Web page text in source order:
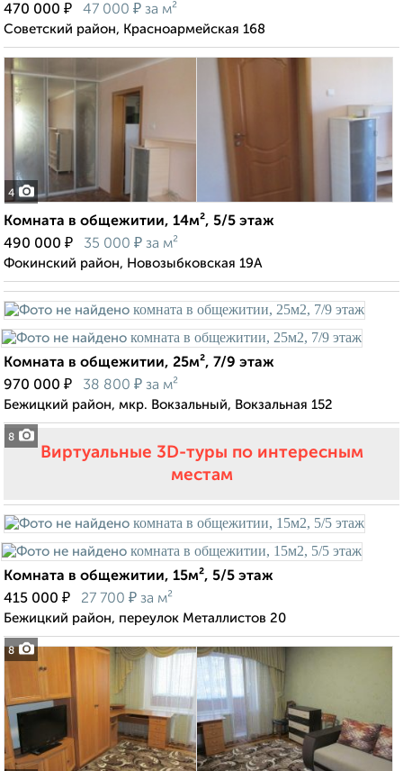
470 000 ₽ 47 000 ₽ за м²
Советский район, Красноармейская 168
4
Комната в общежитии, 14м², 5/5 этаж
490 000 ₽ 35 000 ₽ за м²
Фокинский район, Новозыбковская 19А
8
Комната в общежитии, 25м², 7/9 этаж
970 000 ₽ 38 800 ₽ за м²
Бежицкий район, мкр. Вокзальный, Вокзальная 152
Виртуальные 3D-туры по интересным
местам
8
Комната в общежитии, 15м², 5/5 этаж
415 000 ₽ 27 700 ₽ за м²
Бежицкий район, переулок Металлистов 20